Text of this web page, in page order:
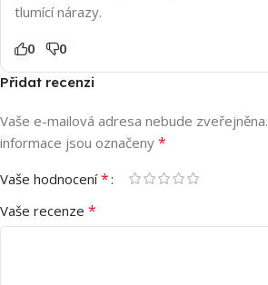
tlumící nárazy.
0 0
Přidat recenzi
Vaše e-mailová adresa nebude zveřejněna.
informace jsou označeny *
Vaše hodnocení*
Vaše recenze *